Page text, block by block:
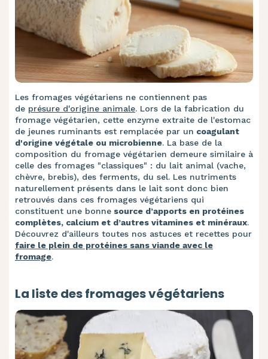
Les fromages végétariens ne contiennent pas
de présure d'origine animale. Lors de la fabrication du
fromage végétarien, cette enzyme extraite de l'estomac
de jeunes ruminants est remplacée par un coagulant
d'origine végétale ou microbienne. La base de la
composition du fromage végétarien demeure similaire à
celle des fromages "classiques" : du lait animal (vache,
chèvre, brebis), des ferments, du sel. Les nutriments
naturellement présents dans le lait sont donc bien
retrouvés dans ces fromages végétariens qui
constituent une bonne source d’apports en protéines
complètes, calcium et d’autres vitamines et minéraux.
Découvrez d'ailleurs toutes nos astuces et recettes pour
faire le plein de protéines sans viande avec le
fromage.
La liste des fromages végétariens